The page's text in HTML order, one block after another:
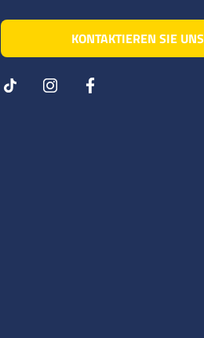
KONTAKTIEREN SIE UNS